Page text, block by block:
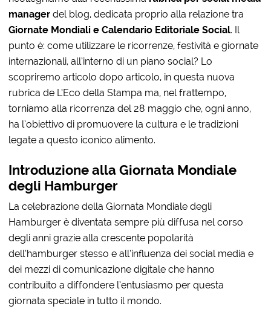
manager del blog, dedicata proprio alla relazione tra
Giornate Mondiali e Calendario Editoriale Social. Il
punto è: come utilizzare le ricorrenze, festività e giornate
internazionali, all’interno di un piano social? Lo
scopriremo articolo dopo articolo, in questa nuova
rubrica de L’Eco della Stampa ma, nel frattempo,
torniamo alla ricorrenza del 28 maggio che, ogni anno,
ha l’obiettivo di promuovere la cultura e le tradizioni
legate a questo iconico alimento.
Introduzione alla Giornata Mondiale
degli Hamburger
La celebrazione della Giornata Mondiale degli
Hamburger è diventata sempre più diffusa nel corso
degli anni grazie alla crescente popolarità
dell’hamburger stesso e all’influenza dei social media e
dei mezzi di comunicazione digitale che hanno
contribuito a diffondere l’entusiasmo per questa
giornata speciale in tutto il mondo.